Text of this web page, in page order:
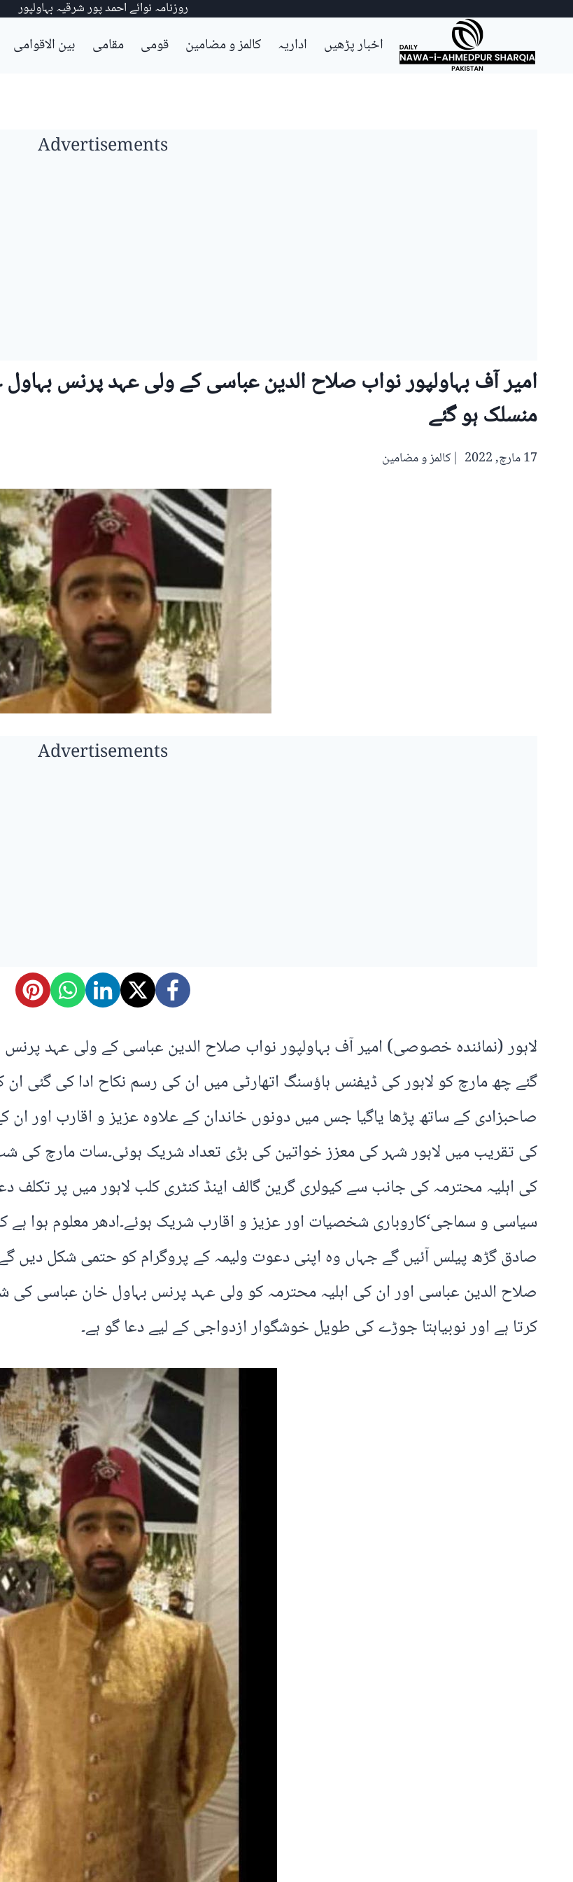
Skip
روزنامہ نوائے احمد پور شرقیہ بہاولپور
اخبار پڑھیں اداریہ کالمز و مضامین قومی مقامی بین الاقوامی
Advertisements
امیر آف بہاولپور نواب صلاح الدین عباسی کے ولی عہد پرنس
منسلک ہو گئے
17 مارچ, 2022 کالمز و مضامین
Advertisements
لاہور (نمائندہ خصوصی) امیر آف بہاولپور نواب صلاح الدین عباسی کے ولی عہد
گئے چھ مارچ کو لاہور کی ڈیفنس ہاؤسنگ اتھارٹی میں ان کی رسم نکاح ادا کی گئی ان
صاحبزادی کے ساتھ پڑھا یاگیا جس میں دونوں خاندان کے علاوہ عزیز و اقارب
کی تقریب میں لاہور شہر کی معزز خواتین کی بڑی تعداد شریک ہوئی۔سات مارچ کی
کی اہلیہ محترمہ کی جانب سے کیولری گرین گالف اینڈ کنٹری کلب لاہور میں پر تکلف
سیاسی و سماجی‘کاروباری شخصیات اور عزیز و اقارب شریک ہوئے۔ادھر معلوم ہوا ہے
صادق گڑھ پیلس آئیں گے جہاں وہ اپنی دعوت ولیمہ کے پروگرام کو حتمی شکل دیں گے۔
صلاح الدین عباسی اور ان کی اہلیہ محترمہ کو ولی عہد پرنس بہاول خان عباسی
کرتا ہے اور نوبیاہتا جوڑے کی طویل خوشگوار ازدواجی کے لیے دعا گو ہے۔